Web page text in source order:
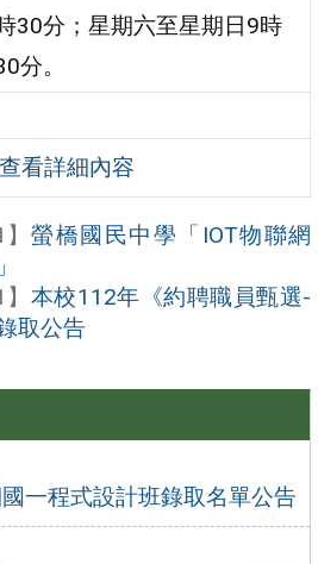
一程式設計班錄取名單公告
30分；星期六至星期日9時
分。
看詳細內容
螢橋國民中學「IOT物聯網
本校112年《約聘職員甄選-
取公告